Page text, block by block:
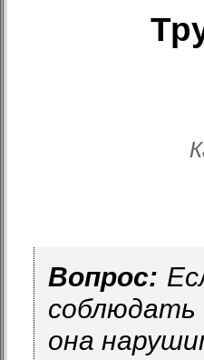
Вопрос:
она